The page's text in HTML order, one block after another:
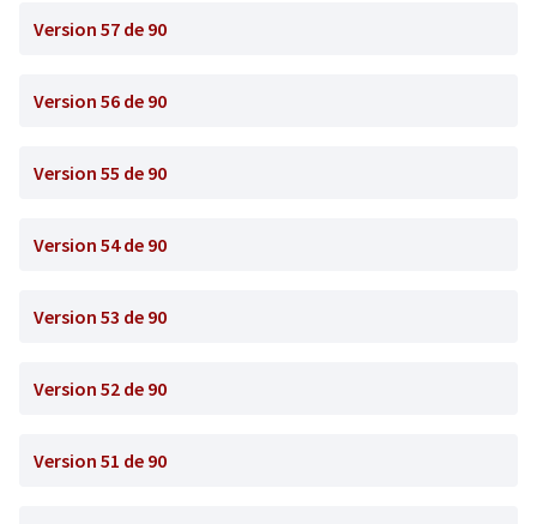
Version 57 de 90
Version 56 de 90
Version 55 de 90
Version 54 de 90
Version 53 de 90
Version 52 de 90
Version 51 de 90